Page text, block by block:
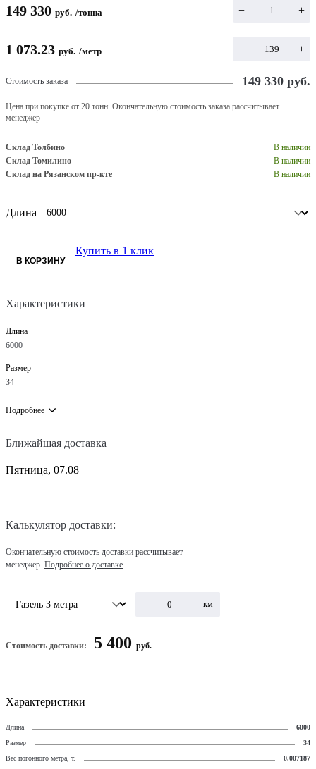
149 330 руб. /тонна − +
1 073.23 руб. /метр − +
Стоимость заказа 149 330 руб.
Цена при покупке от 20 тонн. Окончательную стоимость заказа рассчитывает
менеджер
Склад Толбино
В наличии
Склад Томилино
В наличии
Склад на Рязанском пр-кте
В наличии
Длина
В КОРЗИНУ
Купить в 1 клик
Характеристики
Длина
6000
Размер
34
Подробнее
Ближайшая доставка
Пятница, 07.08
Калькулятор доставки:
Окончательную стоимость доставки рассчитывает
менеджер. Подробнее о доставке
км
Стоимость доставки: 5 400 руб.
Характеристики
Длина
6000
Размер
34
Вес погонного метра, т.
0.007187